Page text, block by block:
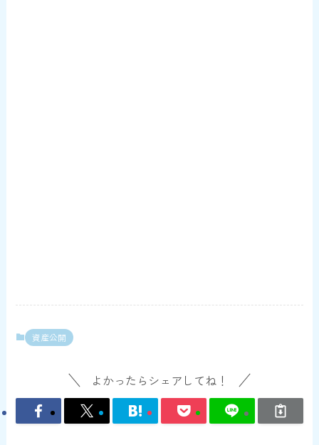
資産公開
よかったらシェアしてね！